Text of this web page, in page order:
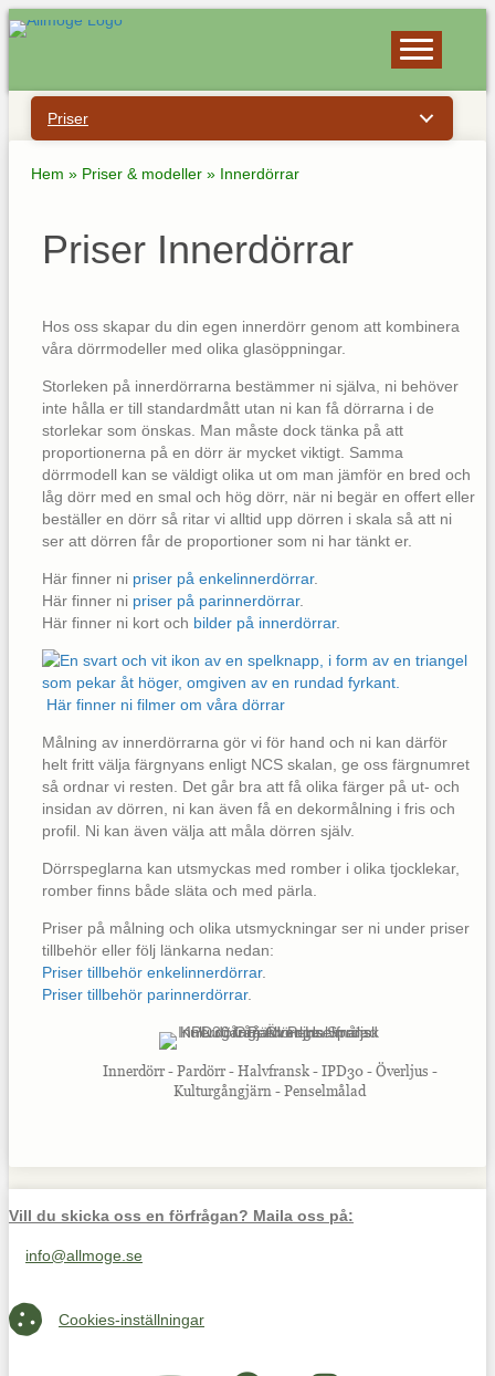
Priser
Hem » Priser & modeller » Innerdörrar
Priser Innerdörrar
Hos oss skapar du din egen innerdörr genom att kombinera
våra dörrmodeller med olika glasöppningar.
Storleken på innerdörrarna bestämmer ni själva, ni behöver
inte hålla er till standardmått utan ni kan få dörrarna i de
storlekar som önskas. Man måste dock tänka på att
proportionerna på en dörr är mycket viktigt. Samma
dörrmodell kan se väldigt olika ut om man jämför en bred och
låg dörr med en smal och hög dörr, när ni begär en offert eller
beställer en dörr så ritar vi alltid upp dörren i skala så att ni
ser att dörren får de proportioner som ni har tänkt er.
Här finner ni priser på enkelinnerdörrar.
Här finner ni priser på parinnerdörrar.
Här finner ni kort och bilder på innerdörrar.
Här finner ni filmer om våra dörrar
Målning av innerdörrarna gör vi för hand och ni kan därför
helt fritt välja färgnyans enligt NCS skalan, ge oss färgnumret
så ordnar vi resten. Det går bra att få olika färger på ut- och
insidan av dörren, ni kan även få en dekormålning i fris och
profil. Ni kan även välja att måla dörren själv.
Dörrspeglarna kan utsmyckas med romber i olika tjocklekar,
romber finns både släta och med pärla.
Priser på målning och olika utsmyckningar ser ni under priser
tillbehör eller följ länkarna nedan:
Priser tillbehör enkelinnerdörrar.
Priser tillbehör parinnerdörrar.
Innerdörr - Pardörr - Halvfransk - IPD30 - Överljus -
Kulturgångjärn - Penselmålad
Vill du skicka oss en förfrågan? Maila oss på:
Maila oss på info@allmoge.se
info@allmoge.se
Cookies-inställningar
Cookies-inställningar